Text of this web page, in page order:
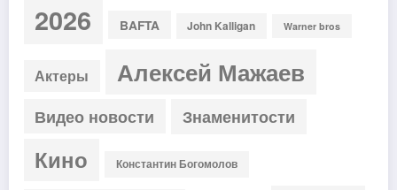
2026 BAFTA John Kalligan Warner bros
Актеры Алексей Мажаев
Видео новости Знаменитости
Кино Константин Богомолов